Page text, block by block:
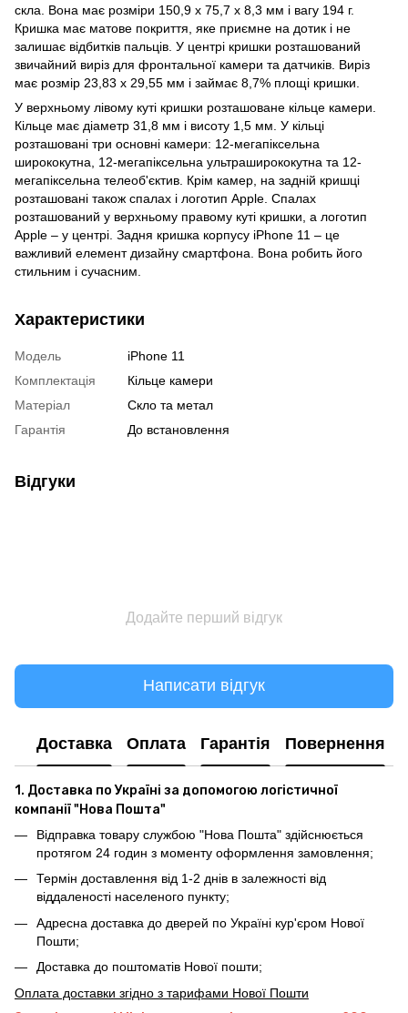
скла. Вона має розміри 150,9 x 75,7 x 8,3 мм і вагу 194 г.
Кришка має матове покриття, яке приємне на дотик і не
залишає відбитків пальців. У центрі кришки розташований
звичайний виріз для фронтальної камери та датчиків. Виріз
має розмір 23,83 x 29,55 мм і займає 8,7% площі кришки.
У верхньому лівому куті кришки розташоване кільце камери.
Кільце має діаметр 31,8 мм і висоту 1,5 мм. У кільці
розташовані три основні камери: 12-мегапіксельна
ширококутна, 12-мегапіксельна ультраширококутна та 12-
мегапіксельна телеоб'єктив. Крім камер, на задній кришці
розташовані також спалах і логотип Apple. Спалах
розташований у верхньому правому куті кришки, а логотип
Apple – у центрі. Задня кришка корпусу iPhone 11 – це
важливий елемент дизайну смартфона. Вона робить його
стильним і сучасним.
Характеристики
Модель
iPhone 11
Комплектація
Кільце камери
Матеріал
Скло та метал
Гарантія
До встановлення
Відгуки
Додайте перший відгук
Написати відгук
Доставка Оплата Гарантія Повернення
1. Доставка по Україні за допомогою логістичної
компанії "Нова Пошта"
Відправка товару службою "Нова Пошта" здійснюється
протягом 24 годин з моменту оформлення замовлення;
Термін доставлення від 1-2 днів в залежності від
віддаленості населеного пункту;
Адресна доставка до дверей по Україні кур'єром Нової
Пошти;
Доставка до поштоматів Нової пошти;
Оплата доставки згідно з тарифами Нової Пошти